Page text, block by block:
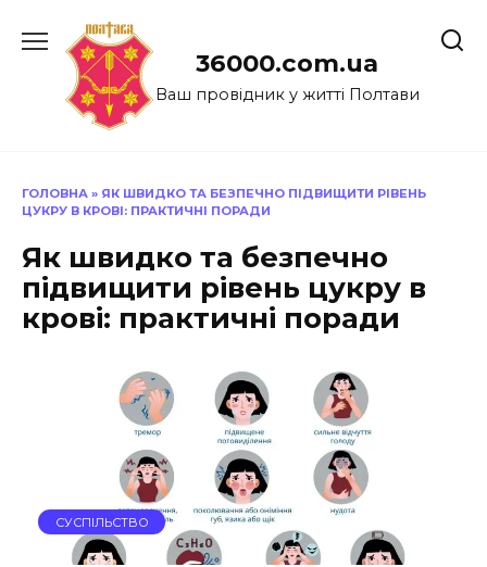
до
36000.com.ua
Ваш провідник у житті Полтави
ГОЛОВНА » ЯК ШВИДКО ТА БЕЗПЕЧНО ПІДВИЩИТИ РІВЕНЬ
ЦУКРУ В КРОВІ: ПРАКТИЧНІ ПОРАДИ
Як швидко та безпечно
підвищити рівень цукру в
крові: практичні поради
СУСПІЛЬСТВО